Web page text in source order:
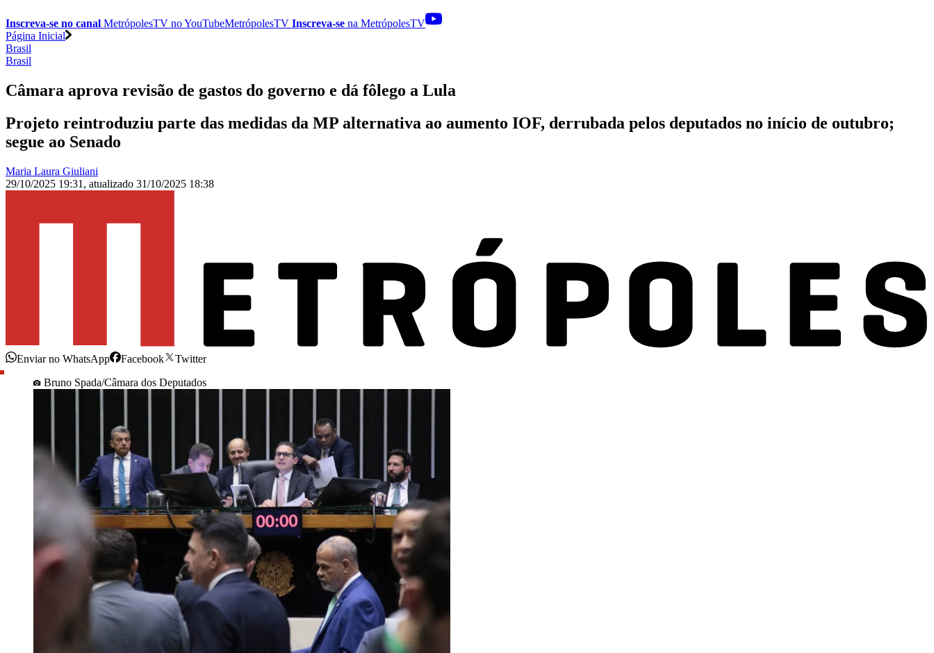
Inscreva-se no canal MetrópolesTV noYouTubeMetrópolesTV Inscreva-se na MetrópolesTV
Página Inicial
Brasil
Brasil
Câmara aprova revisão de gastos do governo e dá fôlego a Lula
Projeto reintroduziu parte das medidas da MP alternativa ao aumento IOF, derrubada pelos deputados no início de outubro;
segue ao Senado
Maria Laura Giuliani
29/10/2025 19:31 , atualizado 31/10/2025 18:38
Enviar no WhatsApp Facebook
Twitter
Bruno Spada/Câmara dos Deputados